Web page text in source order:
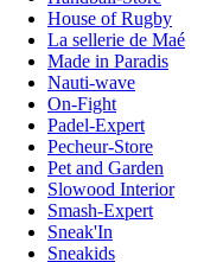
House of Rugby
La sellerie de Maé
Made in Paradis
Nauti-wave
On-Fight
Padel-Expert
Pecheur-Store
Pet and Garden
Slowood Interior
Smash-Expert
Sneak'In
Sneakids